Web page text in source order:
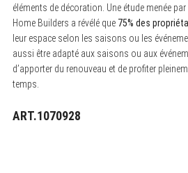
éléments de décoration. Une étude menée
Home Builders a révélé que 75% des
leur espace selon les saisons ou les
aussi être adapté aux saisons ou aux
d’apporter du renouveau et de profiter
temps.
ART.1070928